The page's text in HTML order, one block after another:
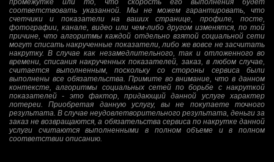
промежутке или то, что скорость его выполнения будет
соответствовать указанной. Мы не можем гарантировать, что
счетчики и показатели на ваших странице, профиле, посте,
фотографии, канале, видео или чем-либо другом изменятся, по той
причине, что алгоритмы каждой отдельно взятой социальной сети
могут списать накрученные показатели, либо же вовсе не засчитать
накрутку. В случае как незамедлительного, так и отложенного во
времени, списания накрученных показателей, заказ, в любом случае,
считается выполненным, поскольку со стороны сервиса были
выполнены все обязательства. Примите во внимание, что в данном
контексте, алгоритмы социальных сетей по борьбе с накруткой
показателей - это фактор, придающий данной услуге характер
лотереи. Приобретая данную услугу, вы не покупаете точного
результата. В случае неудовлетворительного результата, деньги за
заказ не возвращаются, а обязательства сервиса по накрутке данной
услуги считаются выполненными в полном объеме и в полном
соответствии описанию.